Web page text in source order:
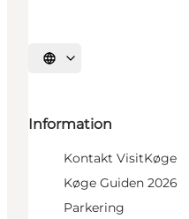
Vælg sprog
Information
Kontakt VisitKøge
Køge Guiden 2026
Parkering